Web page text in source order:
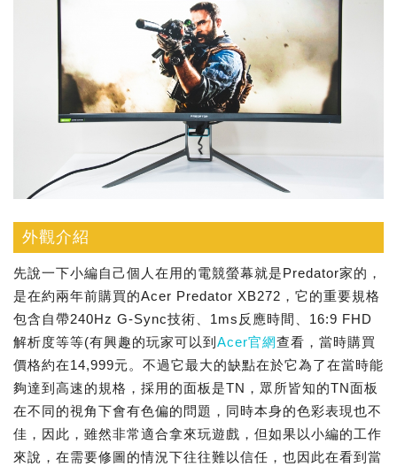
外觀介紹
先說一下小編自己個人在用的電競螢幕就是Predator家的，
是在約兩年前購買的Acer Predator XB272，它的重要規格
包含自帶240Hz G-Sync技術、1ms反應時間、16:9 FHD
解析度等等(有興趣的玩家可以到 Acer官網查看，當時購買
價格約在14,999元。不過它最大的缺點在於它為了在當時能
夠達到高速的規格，採用的面板是TN，眾所皆知的TN面板
在不同的視角下會有色偏的問題，同時本身的色彩表現也不
佳，因此，雖然非常適合拿來玩遊戲，但如果以小編的工作
來說，在需要修圖的情況下往往難以信任，也因此在看到當